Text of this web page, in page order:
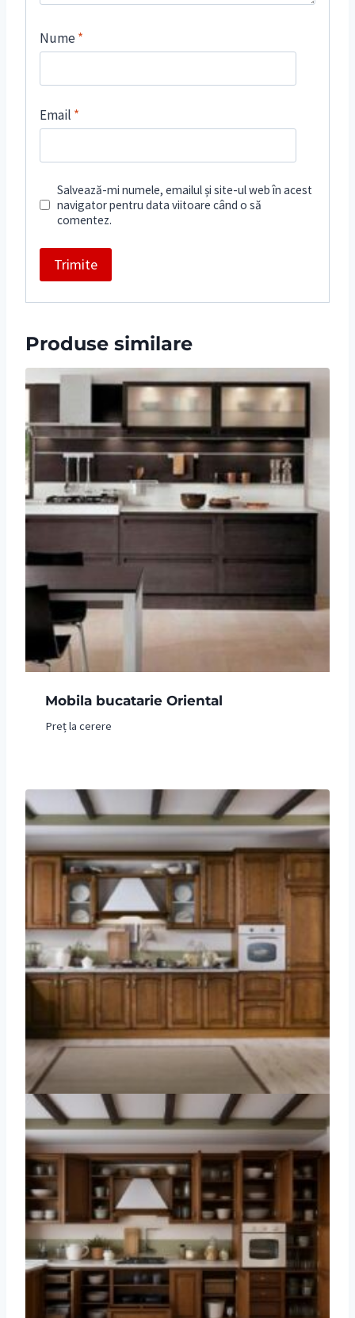
Nume*
Email *
Salvează-mi numele, emailul și site-ul web în acest
navigator pentru data viitoare când o să
comentez.
Produse similare
Mobila bucatarie Oriental
Preț la cerere